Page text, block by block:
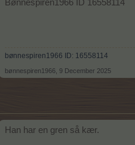
Bønnespiren1966 ID 16558114
bønnespiren1966 ID: 16558114
bønnespiren1966 9 December 2025
Han har en gren så kær.